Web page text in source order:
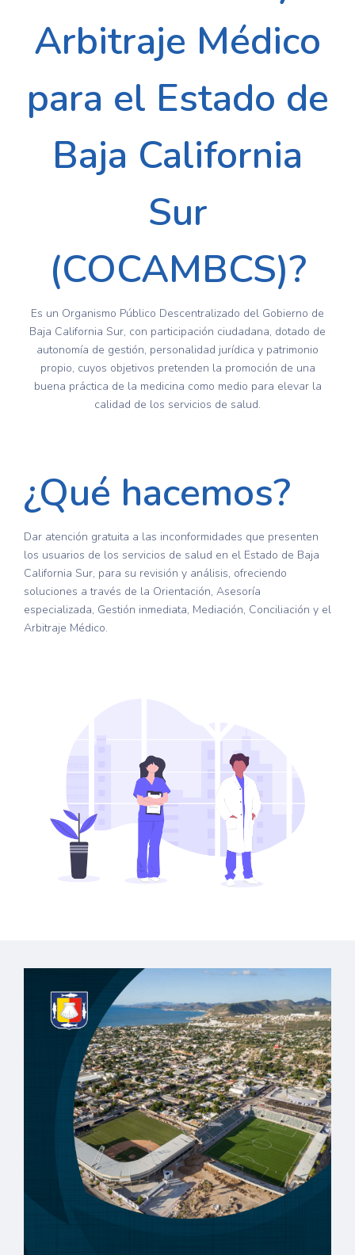
Arbitraje Médico
para el Estado de
Baja California
Sur
(COCAMBCS)?
Es un Organismo Público Descentralizado del Gobierno de
Baja California Sur, con participación ciudadana, dotado de
autonomía de gestión, personalidad jurídica y patrimonio
propio, cuyos objetivos pretenden la promoción de una
buena práctica de la medicina como medio para elevar la
calidad de los servicios de salud.
¿Qué hacemos?
Dar atención gratuita a las inconformidades que presenten
los usuarios de los servicios de salud en el Estado de Baja
California Sur, para su revisión y análisis, ofreciendo
soluciones a través de la Orientación, Asesoría
especializada, Gestión inmediata, Mediación, Conciliación y el
Arbitraje Médico.